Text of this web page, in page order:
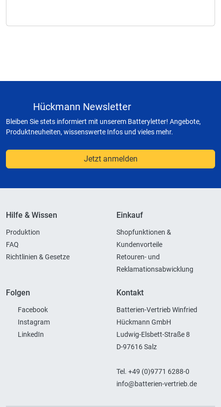
Hückmann Newsletter
Bleiben Sie stets informiert mit unserem Batteryletter! Angebote,
Produktneuheiten, wissenswerte Infos und vieles mehr.
Jetzt anmelden
Hilfe & Wissen
Produktion
FAQ
Richtlinien & Gesetze
Einkauf
Shopfunktionen &
Kundenvorteile
Retouren- und
Reklamationsabwicklung
Folgen
Facebook
Instagram
LinkedIn
Kontakt
Batterien-Vertrieb Winfried
Hückmann GmbH
Ludwig-Elsbett-Straße 8
D-97616 Salz
Tel. +49 (0)9771 6288-0
info@batterien-vertrieb.de